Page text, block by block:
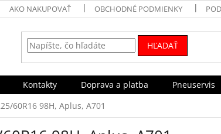
AKO NAKUPOVAŤ OBCHODNÉ PODMIENKY
HĽADAŤ
Kontakty Doprava a platba Pneuservis
60R16 98H, Aplus, A701